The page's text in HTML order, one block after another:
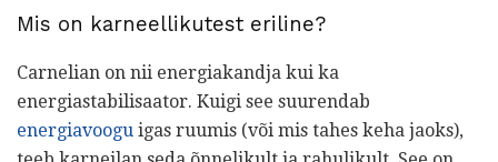
Mis on karneellikutest eriline?
Carnelian on nii energiakandja kui ka
energiastabilisaator. Kuigi see suurendab
energiavoogu igas ruumis (või mis tahes keha jaoks),